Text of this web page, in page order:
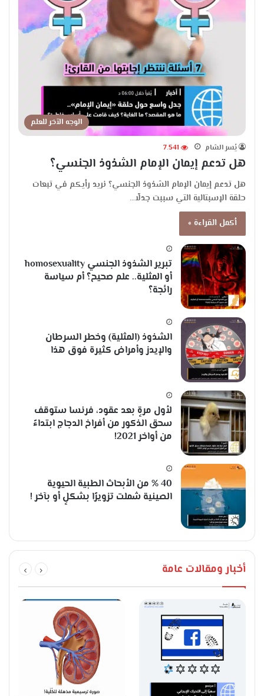
الوجه الآخر للعلم
يُسر الشام 7٬541
هل تدعم إيمان الإمام الشذوذ الجنسي؟
هل تدعم إيمان الإمام الشذوذ الجنسي؟ نريد رأيكم في تبعات
حلقة الإسبتالية التي سببت جدلًا…
أكمل القراءة »
تبرير الشذوذ الجنسي homosexuality
أو المثلية.. علم صحيح؟ أم سياسة
رائجة؟
الشذوذ (المثلية) وخطر السرطان
والإيدز وأمراض كثيرة فوق هذا
لأول مرةٍ بعد عقود، فرنسا ستوقف
سحق الذكور من أفراخ الدجاج ابتداءً
من أواخر 2021!
40 % من الأبحاث الطبية الحيوية
الصينية شملت تزويرًا بشكلٍ أو بآخر !
أخبار ومقالات عامة